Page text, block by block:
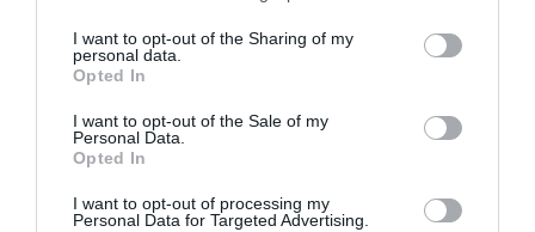
I want to opt-out of the Sharing of my
personal data.
Opted In
I want to opt-out of the Sale of my
Personal Data.
Opted In
I want to opt-out of processing my
Personal Data for Targeted Advertising.